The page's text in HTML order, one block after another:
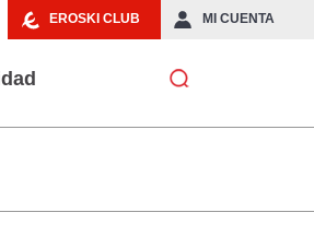
EROSKI CLUB MI CUENTA